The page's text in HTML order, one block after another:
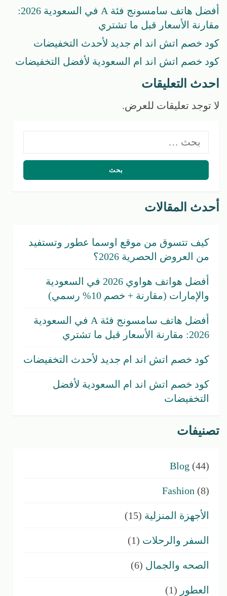
أفضل هاتف سامسونج فئة A في السعودية 2026:
مقارنة الأسعار قبل ما تشتري
كود خصم اتش اند ام جديد لأحدث التخفيضات
كود خصم اتش اند ام السعودية لأفضل التخفيضات
احدث التعليقات
لا توجد تعليقات للعرض.
أحدث المقالات
كيف تتسوق من موقع اوسما عطور وتستفيد
من العروض الحصرية 2026؟
أفضل هواتف هواوي 2026 في السعودية
والإمارات (مقارنة + خصم 10% رسمي)
أفضل هاتف سامسونج فئة A في السعودية
2026: مقارنة الأسعار قبل ما تشتري
كود خصم اتش اند ام جديد لأحدث التخفيضات
كود خصم اتش اند ام السعودية لأفضل
التخفيضات
تصنيفات
Blog (44)
Fashion (8)
الأجهزة المنزلية (15)
السفر والرحلات (1)
الصحه والجمال (6)
العطور (1)